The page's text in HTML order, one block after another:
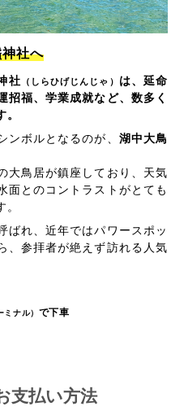
社へ
社 （しらひげじんじゃ）
は、延命
招福、学業成就など、数多く
ンボルとなるのが、 湖中大鳥
大鳥居が鎮座しており、天気
面とのコントラストがとても
ばれ、近年ではパワースポッ
、参拝者が絶えず訪れる人気
ミナル） で下車
支払い方法